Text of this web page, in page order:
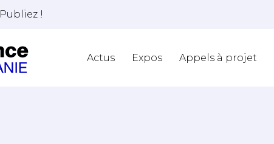
Publiez !
Actus Expos Appels à projet